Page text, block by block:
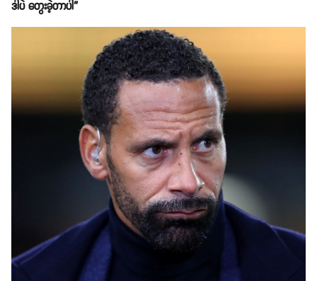
ဒါပဲ တွေးခဲ့တာပါ”